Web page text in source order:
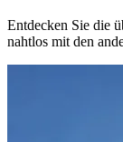
Entdecken Sie die
nahtlos mit den